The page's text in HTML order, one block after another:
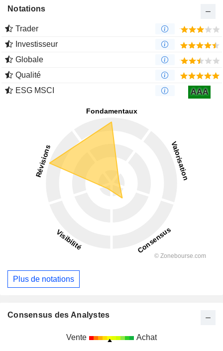
Notations
Trader
Investisseur
Globale
Qualité
ESG MSCI
AAA
Plus de notations
Consensus des Analystes
Vente Achat